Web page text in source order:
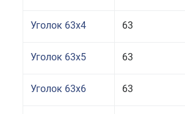
Уголок 63x4 63
Уголок 63x5 63
Уголок 63x6 63